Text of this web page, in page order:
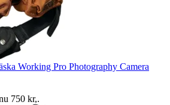
Working Pro Photography Camera
750 kr,.